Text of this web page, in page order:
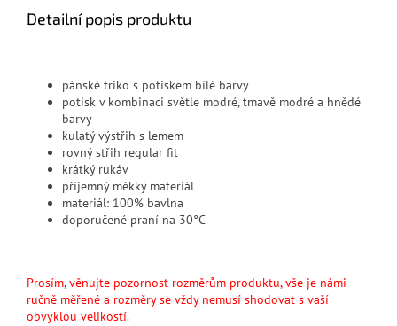
Detailní popis produktu
pánské triko s potiskem bílé barvy
potisk v kombinaci světle modré, tmavě modré a hnědé
barvy
kulatý výstřih s lemem
rovný střih regular fit
krátký rukáv
příjemný měkký materiál
materiál: 100% bavlna
doporučené praní na 30°C
Prosím, věnujte pozornost rozměrům produktu, vše je námi
ručně měřené a rozměry se vždy nemusí shodovat s vaší
obvyklou velikostí.